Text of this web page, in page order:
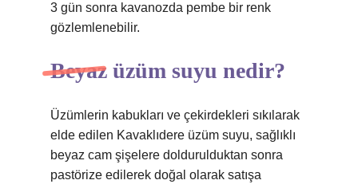
3 gün sonra kavanozda pembe bir renk
gözlemlenebilir.
Beyaz üzüm suyu nedir?
Üzümlerin kabukları ve çekirdekleri sıkılarak
elde edilen Kavaklıdere üzüm suyu, sağlıklı
beyaz cam şişelere doldurulduktan sonra
pastörize edilerek doğal olarak satışa